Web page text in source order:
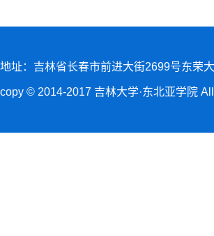
地址：吉林省长春市前进大街2699号东荣
copy © 2014-2017 吉林大学·东北亚学院